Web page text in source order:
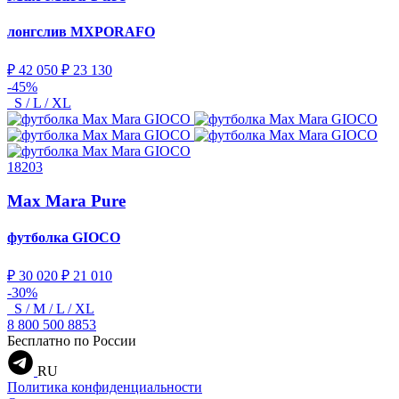
лонгслив MXPORAFO
₽ 42 050 ₽ 23 130
-45%
S / L / XL
18203
Max Mara Pure
футболка GIOCO
₽ 30 020 ₽ 21 010
-30%
S / M / L / XL
8 800 500 8853
Бесплатно по России
RU
Политика конфиденциальности